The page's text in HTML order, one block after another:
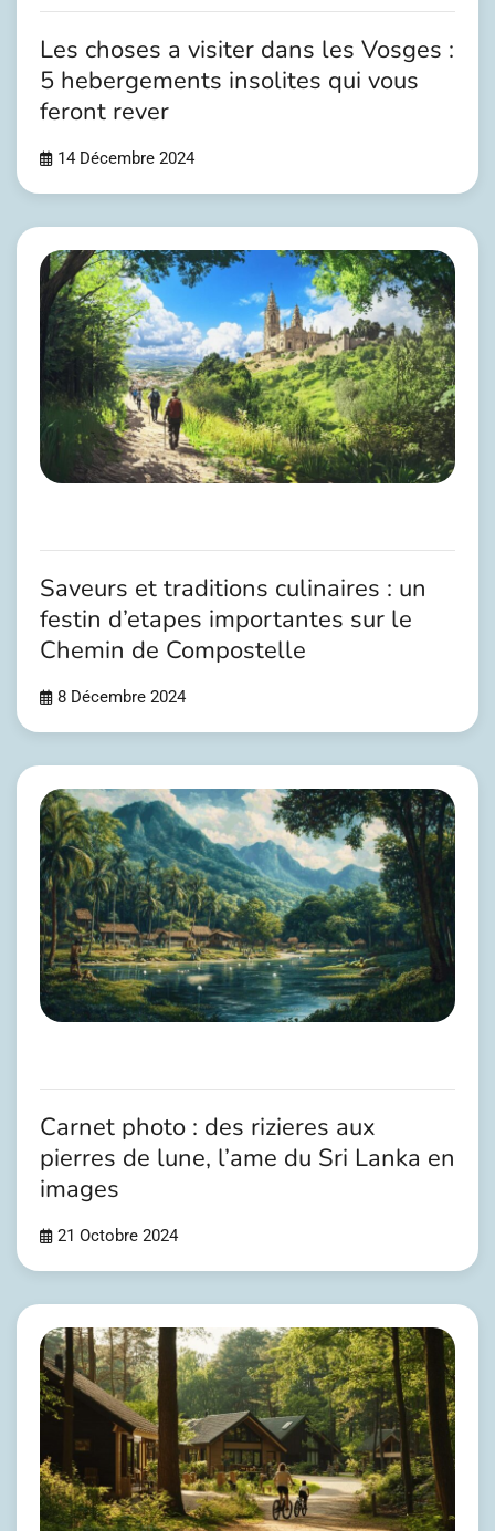
Les choses a visiter dans les Vosges :
5 hebergements insolites qui vous
feront rever
14 Décembre 2024
Saveurs et traditions culinaires : un
festin d’etapes importantes sur le
Chemin de Compostelle
8 Décembre 2024
Carnet photo : des rizieres aux
pierres de lune, l’ame du Sri Lanka en
images
21 Octobre 2024